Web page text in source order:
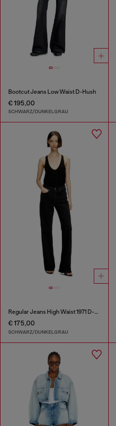
Bootcut Jeans Low Waist D-Hush
€ 195,00
SCHWARZ/DUNKELGRAU
Regular Jeans High Waist 1971 D-Sent
€ 175,00
SCHWARZ/DUNKELGRAU